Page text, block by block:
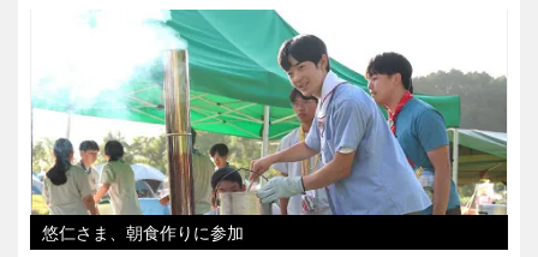
悠仁さま、朝食作りに参加